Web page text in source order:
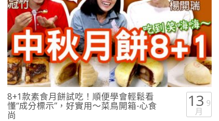
8+1款素食月餅試吃！順便學會輕鬆看
懂“成分標示”，好實用～菜鳥開箱-心食
尚
13 9
月